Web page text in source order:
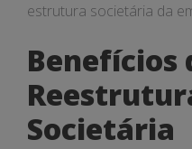
estrutura societária da
Benefícios
Societária